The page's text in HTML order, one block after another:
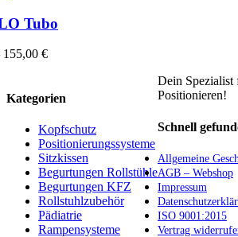
weist
mehrere
können
der
Produktseite
gewählt
werden
Tubo
155,00 €
Kategorien
Kopfschutz
Positionierungssysteme
Sitzkissen
Begurtungen Rollstühle
Begurtungen KFZ
Rollstuhlzubehör
Pädiatrie
Rampensysteme
Dein Spezialist
Positionieren!
Schnell
Allgemeine
AGB – Webshop
Impressum
ISO 9001:2015
Vertrag